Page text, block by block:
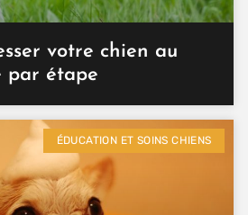
votre chien au
par étape
ÉDUCATION ET SOINS CHIENS